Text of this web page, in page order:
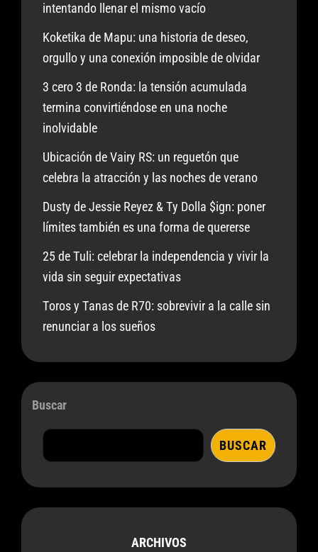
intentando llenar el mismo vacío
Koketika de Mapu: una historia de deseo,
orgullo y una conexión imposible de olvidar
3 cero 3 de Ronda: la tensión acumulada
termina convirtiéndose en una noche
inolvidable
Ubicación de Vairy RS: un reguetón que
celebra la atracción y las noches de verano
Dusty de Jessie Reyez & Ty Dolla $ign: poner
límites también es una forma de quererse
25 de Tuli: celebrar la independencia y vivir la
vida sin seguir expectativas
Toros y Tanas de R70: sobrevivir a la calle sin
renunciar a los sueños
Buscar
BUSCAR
ARCHIVOS